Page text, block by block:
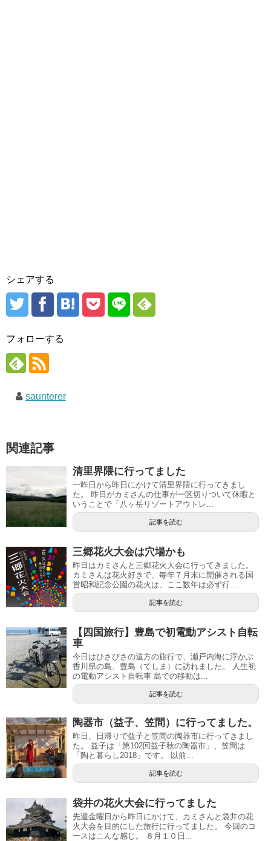
シェアする
フォローする
saunterer
関連記事
清里界隈に行ってました
一昨日から昨日にかけて清里界隈に行ってきまし
た。 昨日がカミさんの仕事が一区切りついて休暇と
いうことで「八ヶ岳リゾートアウトレ...
記事を読む
三郷花火大会は穴場かも
昨日はカミさんと三郷花火大会に行ってきました。
カミさんは花火好きで、毎年７月末に開催される国
営昭和記念公園の花火は、ここ数年は必ず行...
記事を読む
【四国旅行】豊島で初電動アシスト自転
車
今日はひさびさの遠方の旅行で、瀬戸内海に浮かぶ
香川県の島、豊島（てしま）に訪れました。 人生初
の電動アシスト自転車 島での移動は...
記事を読む
陶器市（益子、笠間）に行ってました。
昨日、日帰りで益子と笠間の陶器市に行ってきまし
た。 益子は「第102回益子秋の陶器市」、笠間は
「陶と暮らし2018」です。 以前...
記事を読む
袋井の花火大会に行ってました
先週金曜日から昨日にかけて、カミさんと袋井の花
火大会を目的にした旅行に行ってました。 今回のコ
ースはこんな感じ。 ８月１０日...